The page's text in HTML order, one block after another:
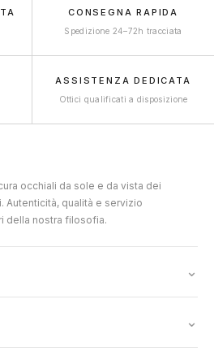
CONSEGNA RAPIDA
Spedizione 24–72h tracciata
ASSISTENZA DEDICATA
Ottici qualificati a disposizione
occhiali da sole e da vista dei
Autenticità, qualità e servizio
della nostra filosofia.
⌄
⌄